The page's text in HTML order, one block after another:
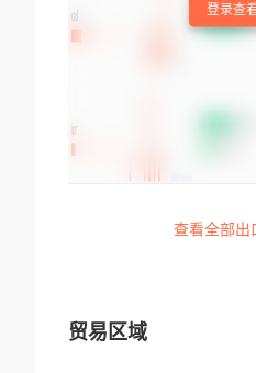
登录查
查看全部出
贸易区域